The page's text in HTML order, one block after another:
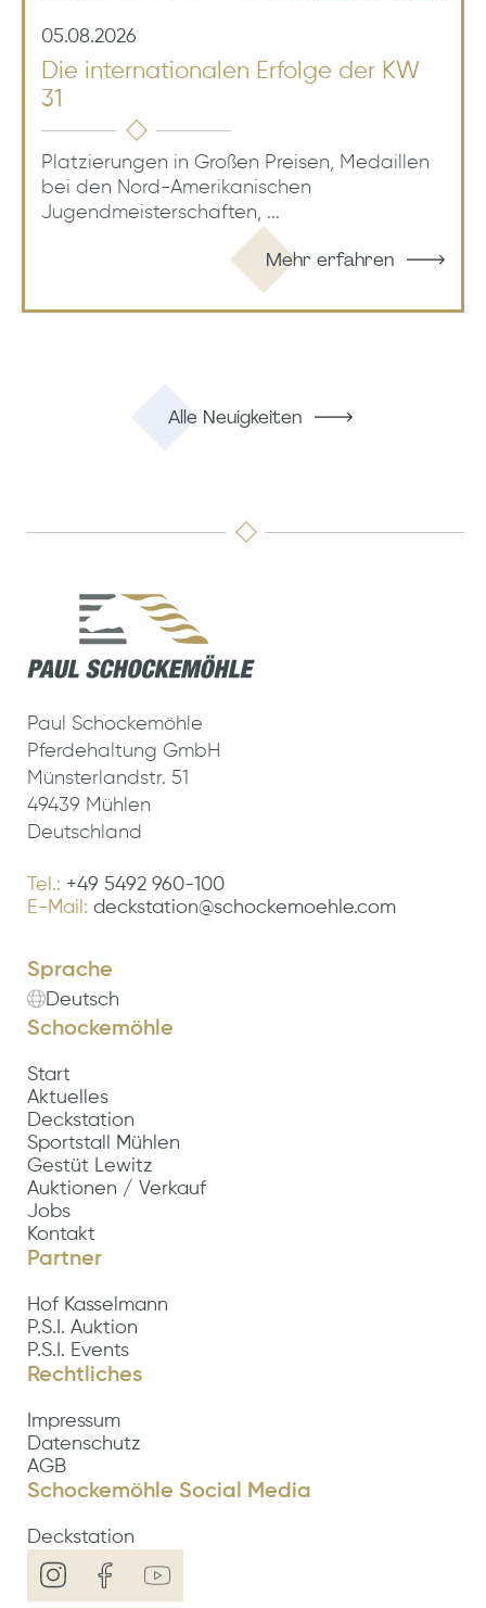
05.08.2026
Die internationalen Erfolge der KW
31
Platzierungen in Großen Preisen, Medaillen
bei den Nord-Amerikanischen
Jugendmeisterschaften, ...
Mehr erfahren
Alle Neuigkeiten
Paul Schockemöhle
Pferdehaltung GmbH
Münsterlandstr. 51
49439 Mühlen
Deutschland
Tel.: +49 5492 960-100
E-Mail: deckstation@schockemoehle.com
Sprache
Deutsch
Schockemöhle
Start
Aktuelles
Deckstation
Sportstall Mühlen
Gestüt Lewitz
Auktionen / Verkauf
Jobs
Kontakt
Partner
Hof Kasselmann
P.S.I. Auktion
P.S.I. Events
Rechtliches
Impressum
Datenschutz
AGB
Schockemöhle Social Media
Deckstation